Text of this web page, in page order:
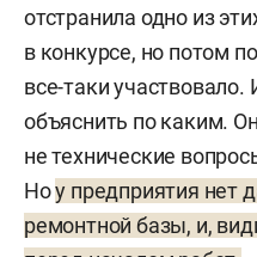
отстранила одно из
в конкурсе, но потом
все-таки участвовало.
объяснить по каким.
не технические
Ноу предприятия нет
ремонтной базы, и,